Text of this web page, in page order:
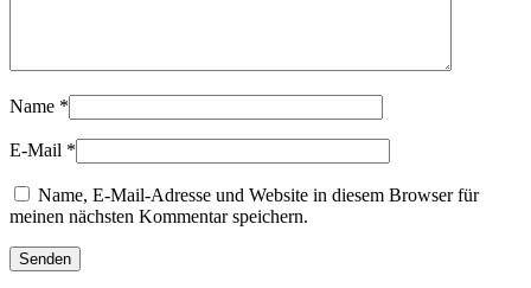
Name *
E-Mail *
Name, E-Mail-Adresse und Website in diesem Browser für
meinen nächsten Kommentar speichern.